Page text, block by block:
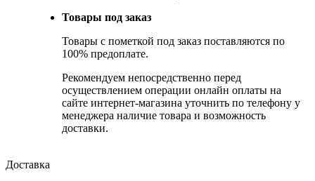
Товары под заказ
Товары с пометкой под заказ поставляются по
100% предоплате.
Рекомендуем непосредственно перед
осуществлением операции онлайн оплаты на
сайте интернет-магазина уточнить по телефону у
менеджера наличие товара и возможность
доставки.
Доставка